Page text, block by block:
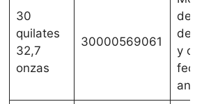
30
quilates
32,7
onzas
30000569061
del 1
de
y
fecha